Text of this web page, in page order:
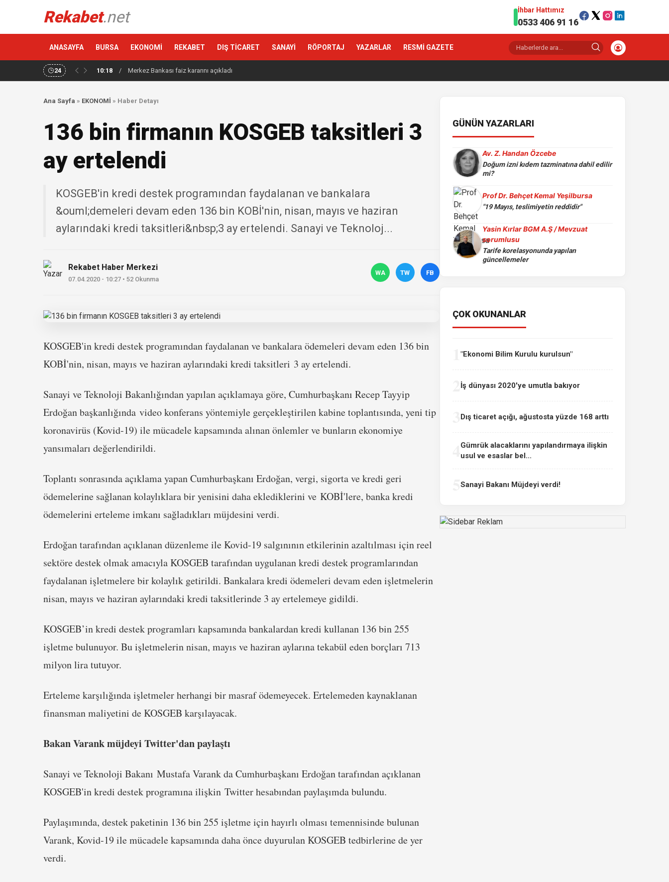
Rekabet.net İhbar Hattımız
0533 406 91 16
ANASAYFA BURSA EKONOMİ REKABET DIŞ TİCARET SANAYİ RÖPORTAJ YAZARLAR RESMİ GAZETE
24 10:18 / Merkez Bankası faiz kararını açıkladı
Ana Sayfa » EKONOMİ » Haber Detayı
136 bin firmanın KOSGEB taksitleri 3
ay ertelendi
KOSGEB'in kredi destek programından faydalanan ve bankalara
&ouml;demeleri devam eden 136 bin KOBİ'nin, nisan, mayıs ve haziran
aylarındaki kredi taksitleri&nbsp;3 ay ertelendi. Sanayi ve Teknoloj...
Rekabet Haber Merkezi
07.04.2020 - 10:27 • 52 Okunma
WA TW FB
KOSGEB'in kredi destek programından faydalanan ve bankalara ödemeleri devam eden 136 bin
KOBİ'nin, nisan, mayıs ve haziran aylarındaki kredi taksitleri 3 ay ertelendi.
Sanayi ve Teknoloji Bakanlığından yapılan açıklamaya göre, Cumhurbaşkanı Recep Tayyip
Erdoğan başkanlığında video konferans yöntemiyle gerçekleştirilen kabine toplantısında, yeni tip
koronavirüs (Kovid-19) ile mücadele kapsamında alınan önlemler ve bunların ekonomiye
yansımaları değerlendirildi.
Toplantı sonrasında açıklama yapan Cumhurbaşkanı Erdoğan, vergi, sigorta ve kredi geri
ödemelerine sağlanan kolaylıklara bir yenisini daha eklediklerini ve KOBİ'lere, banka kredi
ödemelerini erteleme imkanı sağladıkları müjdesini verdi.
Erdoğan tarafından açıklanan düzenleme ile Kovid-19 salgınının etkilerinin azaltılması için reel
sektöre destek olmak amacıyla KOSGEB tarafından uygulanan kredi destek programlarından
faydalanan işletmelere bir kolaylık getirildi. Bankalara kredi ödemeleri devam eden işletmelerin
nisan, mayıs ve haziran aylarındaki kredi taksitlerinde 3 ay ertelemeye gidildi.
KOSGEB’in kredi destek programları kapsamında bankalardan kredi kullanan 136 bin 255
işletme bulunuyor. Bu işletmelerin nisan, mayıs ve haziran aylarına tekabül eden borçları 713
milyon lira tutuyor.
Erteleme karşılığında işletmeler herhangi bir masraf ödemeyecek. Ertelemeden kaynaklanan
finansman maliyetini de KOSGEB karşılayacak.
Bakan Varank müjdeyi Twitter'dan paylaştı
Sanayi ve Teknoloji Bakanı Mustafa Varank da Cumhurbaşkanı Erdoğan tarafından açıklanan
KOSGEB'in kredi destek programına ilişkin Twitter hesabından paylaşımda bulundu.
Paylaşımında, destek paketinin 136 bin 255 işletme için hayırlı olması temennisinde bulunan
Varank, Kovid-19 ile mücadele kapsamında daha önce duyurulan KOSGEB tedbirlerine de yer
verdi.
GÜNÜN YAZARLARI
Av. Z. Handan Özcebe
Doğum izni kıdem tazminatına dahil edilir
mi?
Prof Dr. Behçet Kemal Yeşilbursa
"19 Mayıs, teslimiyetin reddidir"
Yasin Kırlar BGM A.Ş / Mevzuat
sorumlusu
Tarife korelasyonunda yapılan
güncellemeler
ÇOK OKUNANLAR
"Ekonomi Bilim Kurulu kurulsun"
İş dünyası 2020'ye umutla bakıyor
Dış ticaret açığı, ağustosta yüzde 168 arttı
Gümrük alacaklarını yapılandırmaya ilişkin
usul ve esaslar bel...
Sanayi Bakanı Müjdeyi verdi!